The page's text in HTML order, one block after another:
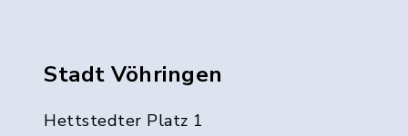
Stadt Vöhringen
Hettstedter Platz 1